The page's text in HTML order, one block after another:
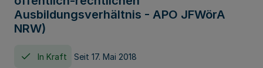
Ausbildungsverhältnis - APO JFWörA
NRW)
In Kraft Seit 17. Mai 2018